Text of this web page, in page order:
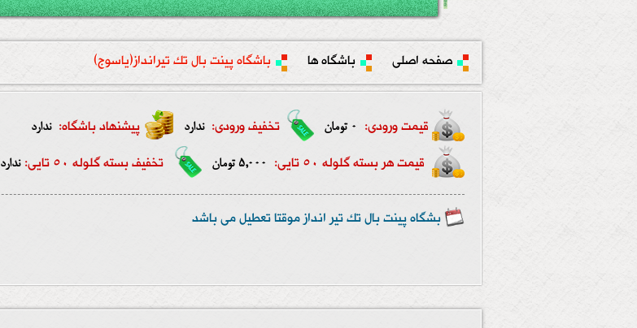
صفحه اصلی باشگاه ها باشگاه پینت بال تک تیرانداز(یاسوج)
قیمت ورودی: تخفیف ورودی: ندارد پیشنهاد باشگاه: ندارد
قیمت هر بسته گلوله 50 تایی: تخفیف بسته گلوله 50 تایی: ندارد
بشگاه پینت بال تک تیر انداز موقتا تعطیل می باشد